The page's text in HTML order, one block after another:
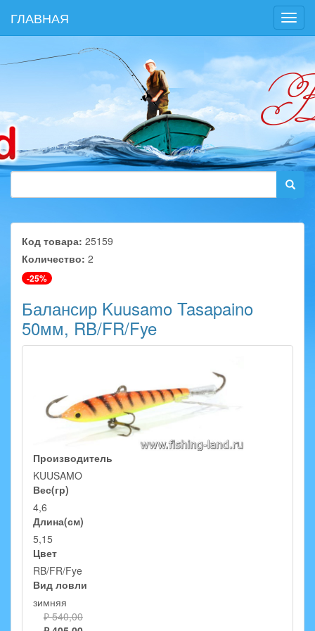
ГЛАВНАЯ
Код товара: 25159
Количество: 2
-25%
Балансир Kuusamo Tasapaino
50мм, RB/FR/Fye
Производитель
KUUSAMO
Вес(гр)
4,6
Длина(см)
5,15
Цвет
RB/FR/Fye
Вид ловли
зимняя
₽ 540,00